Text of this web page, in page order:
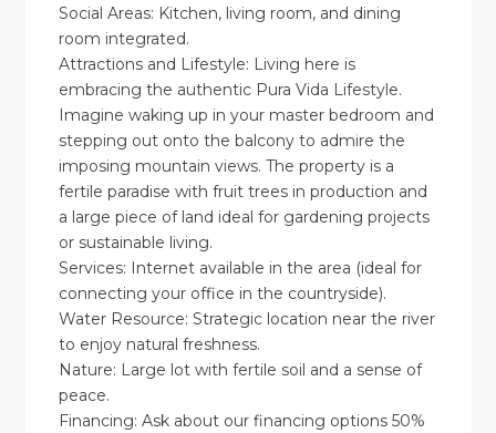
Social Areas: Kitchen, living room, and dining
room integrated.
Attractions and Lifestyle: Living here is
embracing the authentic Pura Vida Lifestyle.
Imagine waking up in your master bedroom and
stepping out onto the balcony to admire the
imposing mountain views. The property is a
fertile paradise with fruit trees in production and
a large piece of land ideal for gardening projects
or sustainable living.
Services: Internet available in the area (ideal for
connecting your office in the countryside).
Water Resource: Strategic location near the river
to enjoy natural freshness.
Nature: Large lot with fertile soil and a sense of
peace.
Financing: Ask about our financing options 50%